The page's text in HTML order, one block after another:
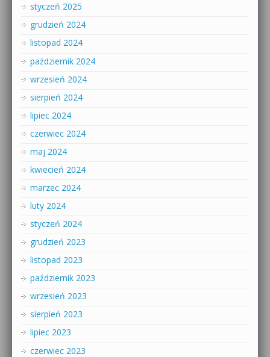
styczeń 2025
grudzień 2024
listopad 2024
październik 2024
wrzesień 2024
sierpień 2024
lipiec 2024
czerwiec 2024
maj 2024
kwiecień 2024
marzec 2024
luty 2024
styczeń 2024
grudzień 2023
listopad 2023
październik 2023
wrzesień 2023
sierpień 2023
lipiec 2023
czerwiec 2023